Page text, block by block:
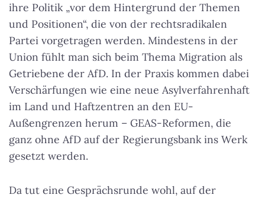
ihre Politik „vor dem Hintergrund der Themen
und Positionen“, die von der rechtsradikalen
Partei vorgetragen werden. Mindestens in der
Union fühlt man sich beim Thema Migration als
Getriebene der AfD. In der Praxis kommen dabei
Verschärfungen wie eine neue Asylverfahrenhaft
im Land und Haftzentren an den EU-
Außengrenzen herum – GEAS-Reformen, die
ganz ohne AfD auf der Regierungsbank ins Werk
gesetzt werden.
Da tut eine Gesprächsrunde wohl, auf der